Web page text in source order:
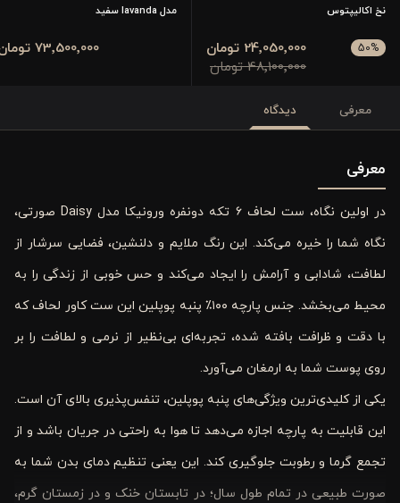
نخ اکالیپتوس
50%
48٬100٬000 تومان
24٬050٬000 تومان
مدل lavanda سفید
73٬500٬000 تومان
معرفی دیدگاه
معرفی
در اولین نگاه، ست لحاف ۶ تکه دونفره ورونیکا مدل Daisy صورتی،
نگاه شما را خیره می‌کند. این رنگ ملایم و دلنشین، فضایی سرشار از
لطافت، شادابی و آرامش را ایجاد می‌کند و حس خوبی از زندگی را به
محیط می‌بخشد. جنس پارچه ۱۰۰٪ پنبه پوپلین این ست کاور لحاف که
با دقت و ظرافت بافته شده، تجربه‌ای بی‌نظیر از نرمی و لطافت را بر
روی پوست شما به ارمغان می‌آورد.
یکی از کلیدی‌ترین ویژگی‌های پنبه پوپلین، تنفس‌پذیری بالای آن است.
این قابلیت به پارچه اجازه می‌دهد تا هوا به راحتی در جریان باشد و از
تجمع گرما و رطوبت جلوگیری کند. این یعنی تنظیم دمای بدن شما به
صورت طبیعی در تمام طول سال؛ در تابستان خنک و در زمستان گرم،